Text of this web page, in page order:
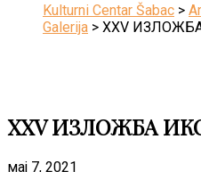
Kulturni Centar Šabac >
Galerija > XXV
XXV ИЗЛОЖБА
мај 7, 2021